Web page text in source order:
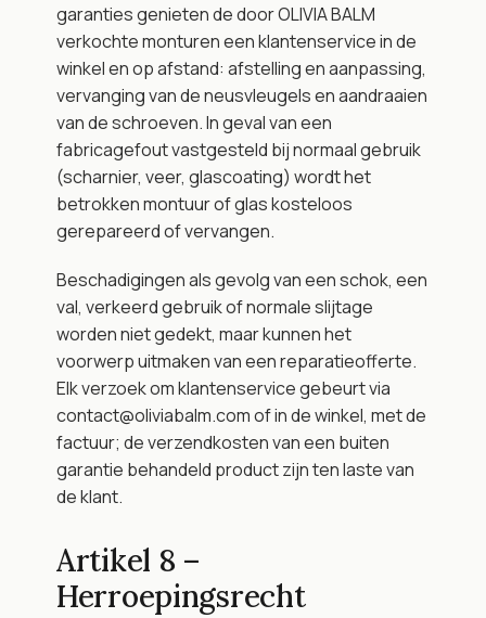
garanties genieten de door OLIVIA BALM
verkochte monturen een klantenservice in de
winkel en op afstand: afstelling en aanpassing,
vervanging van de neusvleugels en aandraaien
van de schroeven. In geval van een
fabricagefout vastgesteld bij normaal gebruik
(scharnier, veer, glascoating) wordt het
betrokken montuur of glas kosteloos
gerepareerd of vervangen.
Beschadigingen als gevolg van een schok, een
val, verkeerd gebruik of normale slijtage
worden niet gedekt, maar kunnen het
voorwerp uitmaken van een reparatieofferte.
Elk verzoek om klantenservice gebeurt via
contact@oliviabalm.com of in de winkel, met de
factuur; de verzendkosten van een buiten
garantie behandeld product zijn ten laste van
de klant.
Artikel 8 –
Herroepingsrecht